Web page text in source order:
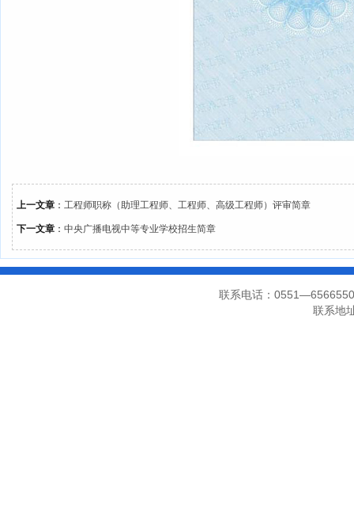
上一文章 ： 工程师职称（助理工程师、工程师、高级工程师）评审简章
下一文章 ： 中央广播电视中等专业学校招生简章
联系电话：
联系地